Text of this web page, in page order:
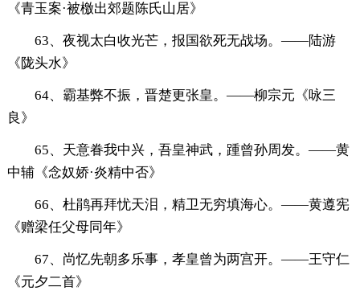
《青玉案·被檄出郊题陈氏山居》
63、夜视太白收光芒，报国欲死无战场。——陆游
《陇头水》
64、霸基弊不振，晋楚更张皇。——柳宗元《咏三
良》
65、天意眷我中兴，吾皇神武，踵曾孙周发。——黄
中辅《念奴娇·炎精中否》
66、杜鹃再拜忧天泪，精卫无穷填海心。——黄遵宪
《赠梁任父母同年》
67、尚忆先朝多乐事，孝皇曾为两宫开。——王守仁
《元夕二首》